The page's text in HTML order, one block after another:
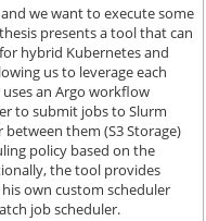
we want to execute some
presents a tool that can
hybrid Kubernetes and
us to leverage each
uses an Argo workflow
to submit jobs to Slurm
them (S3 Storage)
policy based on the
the tool provides
own custom scheduler
job scheduler.